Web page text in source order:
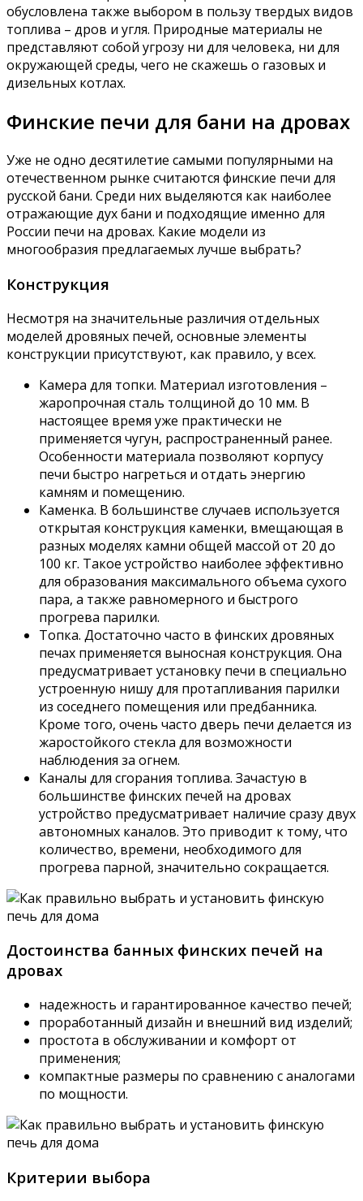
обусловлена также выбором в пользу твердых видов
топлива – дров и угля. Природные материалы не
представляют собой угрозу ни для человека, ни для
окружающей среды, чего не скажешь о газовых и
дизельных котлах.
Финские печи для бани на дровах
Уже не одно десятилетие самыми популярными на
отечественном рынке считаются финские печи для
русской бани. Среди них выделяются как наиболее
отражающие дух бани и подходящие именно для
России печи на дровах. Какие модели из
многообразия предлагаемых лучше выбрать?
Конструкция
Несмотря на значительные различия отдельных
моделей дровяных печей, основные элементы
конструкции присутствуют, как правило, у всех.
Камера для топки. Материал изготовления –
жаропрочная сталь толщиной до 10 мм. В
настоящее время уже практически не
применяется чугун, распространенный ранее.
Особенности материала позволяют корпусу
печи быстро нагреться и отдать энергию
камням и помещению.
Каменка. В большинстве случаев используется
открытая конструкция каменки, вмещающая в
разных моделях камни общей массой от 20 до
100 кг. Такое устройство наиболее эффективно
для образования максимального объема сухого
пара, а также равномерного и быстрого
прогрева парилки.
Топка. Достаточно часто в финских дровяных
печах применяется выносная конструкция. Она
предусматривает установку печи в специально
устроенную нишу для протапливания парилки
из соседнего помещения или предбанника.
Кроме того, очень часто дверь печи делается из
жаростойкого стекла для возможности
наблюдения за огнем.
Каналы для сгорания топлива. Зачастую в
большинстве финских печей на дровах
устройство предусматривает наличие сразу двух
автономных каналов. Это приводит к тому, что
количество, времени, необходимого для
прогрева парной, значительно сокращается.
Достоинства банных финских печей на
дровах
надежность и гарантированное качество печей;
проработанный дизайн и внешний вид изделий;
простота в обслуживании и комфорт от
применения;
компактные размеры по сравнению с аналогами
по мощности.
Критерии выбора